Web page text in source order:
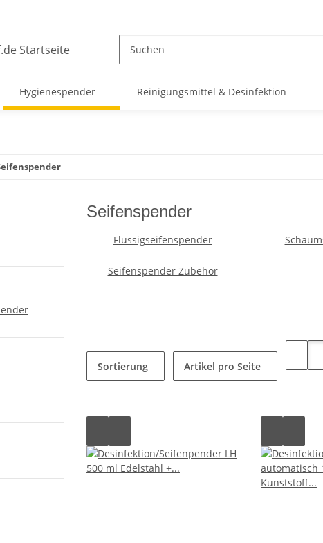
Hygienespender Reinigungsmittel & Desinfektion
Seifenspender
Flüssigseifenspender
Seifenspender Zubehör
Sortierung Artikel pro Seite